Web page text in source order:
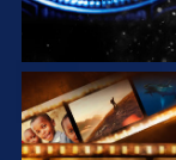
EXPLORA LAS